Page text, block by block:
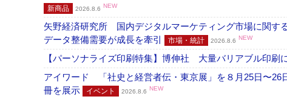
新商品 2026.8.6 NEW
矢野経済研究所 国内デジタルマーケティング市場に関す
データ整備需要が成長を牽引
市場・統計 2026.8.6 NEW
【パーソナライズ印刷特集】博伸社 大量バリアブル印刷
アイワード 「社史と経営者伝・東京展」を８月25日〜
冊を展示
イベント 2026.8.6 NEW